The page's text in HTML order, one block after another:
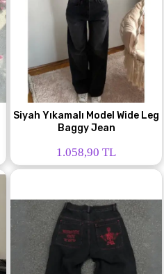
Siyah Yıkamalı Model Wide Leg
Baggy Jean
1.058,90 TL